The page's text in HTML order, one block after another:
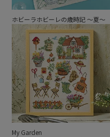
ホビーラホビーレの歳時記 ～夏～
My Garden